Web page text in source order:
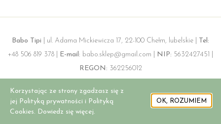
Babo Tipi | ul. Adama Mickiewicza 17, 22-100 Chełm, lubelskie |
Tel:
+48 506 819 378 | E-mail: babo.sklep@gmail.com | NIP: 5632427451 |
REGON: 362256012
Korzystając ze strony zgadzasz się z
jej Polityką prywatności i Polityką
Cookies. Dowiedz się więcej.
OK, ROZUMIEM